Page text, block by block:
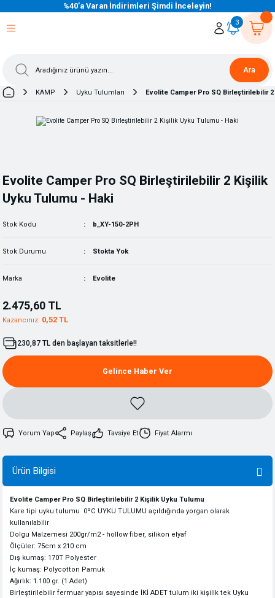
%40’a Varan İndirimleri Şimdi İnceleyin!
Ara
3
KAMP Uyku Tulumları Evolite Camper Pro SQ Birleştirilebilir
Evolite Camper Pro SQ Birleştirilebilir 2 Kişilik
Uyku Tulumu - Haki
Stok Kodu b_XY-150-2PH
Stok Durumu Stokta Yok
Marka Evolite
2.475,60 TL
Kazancınız: 0,52 TL
230,87 TL den başlayan taksitlerle!!
Gelince Haber Ver
Yorum Yap Paylaş Tavsiye Et Fiyat Alarmı
Ürün Bilgisi
Evolite Camper Pro SQ Birleştirilebilir 2 Kişilik Uyku Tulumu
Kare tipi uyku tulumu 0ºC UYKU TULUMU açıldığında yorgan olarak
kullanılabilir
Dolgu Malzemesi 200gr/m2 - hollow fiber, silikon elyaf
Ölçüler: 75cm x 210 cm
Dış kumaş: 170T Polyester
İç kumaş: Polycotton Pamuk
Ağırlık: 1.100 gr. (1 Adet)
Birleştirilebilir fermuar yapısı sayesinde İKİ ADET tulum iki kişilik tek Uyku